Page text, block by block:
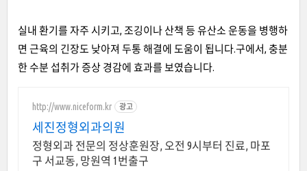
실내 환기를 자주 시키고, 조깅이나 산책 등 유산소 운동을 병행하
면 근육의 긴장도 낮아져 두통 해결에 도움이 됩니다.구에서, 충분
한 수분 섭취가 증상 경감에 효과를 보였습니다.
http://www.niceform.kr 광고
세진정형외과의원
정형외과 전문의 정상훈원장, 오전 9시부터 진료, 마포
구 서교동, 망원역 1번출구